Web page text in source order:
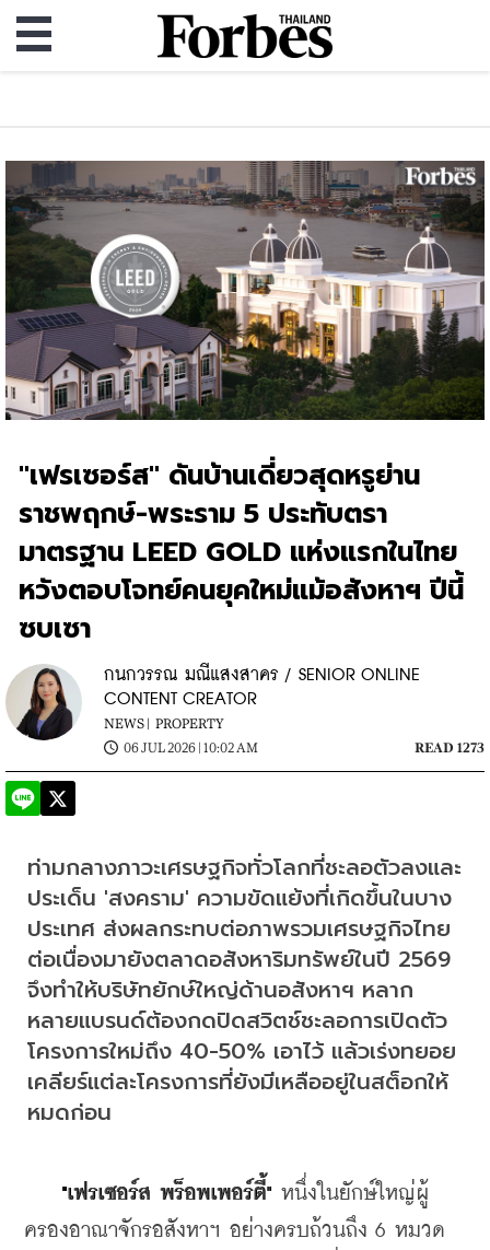
"เฟรเซอร์ส" ดันบ้านเดี่ยวสุดหรูย่าน
ราชพฤกษ์-พระราม 5 ประทับตรา
มาตรฐาน LEED GOLD แห่งแรกในไทย
หวังตอบโจทย์คนยุคใหม่แม้อสังหาฯ ปีนี้
ซบเซา
กนกวรรณ มณีแสงสาคร / SENIOR ONLINE
CONTENT CREATOR
NEWS | PROPERTY
06 JUL 2026 | 10:02 AM
READ 1273
ท่ามกลางภาวะเศรษฐกิจทั่วโลกที่ชะลอตัวลงและ
ประเด็น 'สงคราม' ความขัดแย้งที่เกิดขึ้นในบาง
ประเทศ ส่งผลกระทบต่อภาพรวมเศรษฐกิจไทย
ต่อเนื่องมายังตลาดอสังหาริมทรัพย์ในปี 2569
จึงทำให้บริษัทยักษ์ใหญ่ด้านอสังหาฯ หลาก
หลายแบรนด์ต้องกดปิดสวิตช์ชะลอการเปิดตัว
โครงการใหม่ถึง 40-50% เอาไว้ แล้วเร่งทยอย
เคลียร์แต่ละโครงการที่ยังมีเหลืออยู่ในสต็อกให้
หมดก่อน
"เฟรเซอร์ส พร็อพเพอร์ตี้" หนึ่งในยักษ์ใหญ่ผู้
ครองอาณาจักรอสังหาฯ อย่างครบถ้วนถึง 6 หมวด